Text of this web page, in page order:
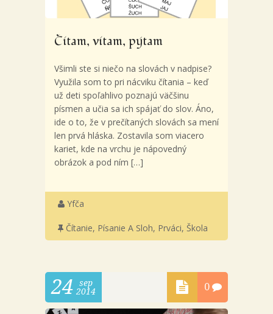
Čítam, vítam, pýtam
Všimli ste si niečo na slovách v nadpise?
Využila som to pri nácviku čítania – keď
už deti spoľahlivo poznajú väčšinu
písmen a učia sa ich spájať do slov. Áno,
ide o to, že v prečítaných slovách sa mení
len prvá hláska. Zostavila som viacero
kariet, kde na vrchu je nápovedný
obrázok a pod ním […]
Yfča
Čítanie, Písanie A Sloh, Prváci, Škola
24
sep
2014
0